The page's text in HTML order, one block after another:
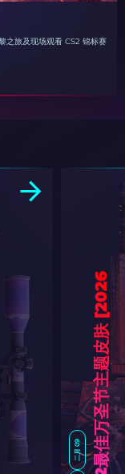
之旅及现场观看 CS2 锦标赛
二月 09 6
]